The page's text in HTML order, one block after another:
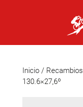
Inicio / Recambios
130.6×27,6º